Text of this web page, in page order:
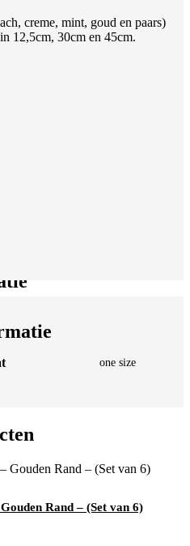
creme, mint, goud en paars)
12,5cm, 30cm en 45cm.
one size
Rand – (Set van 6)